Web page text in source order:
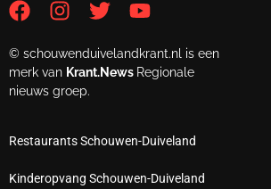
© schouwenduivelandkrant.nl is een
merk van Krant.News Regionale
nieuws groep.
Restaurants Schouwen-Duiveland
Kinderopvang Schouwen-Duiveland